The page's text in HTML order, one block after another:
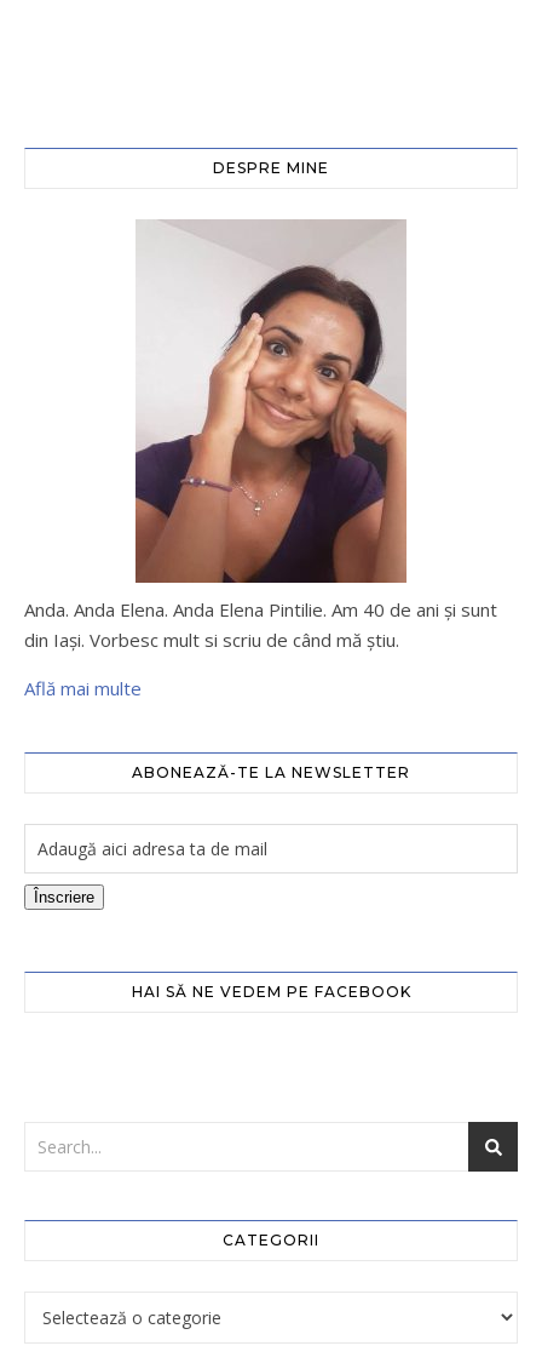
DESPRE MINE
Anda. Anda Elena. Anda Elena Pintilie. Am 40 de ani şi sunt
din Iaşi. Vorbesc mult si scriu de când mă ştiu.
Află mai multe
ABONEAZĂ-TE LA NEWSLETTER
Înscriere
HAI SĂ NE VEDEM PE FACEBOOK
CATEGORII